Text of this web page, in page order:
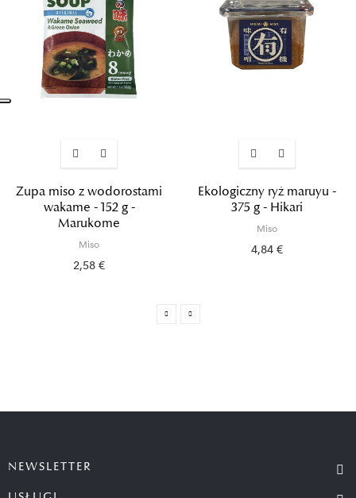
Zupa miso z wodorostami
wakame - 152 g -
Marukome
Miso
2,58 €
Ekologiczny ryż maruyu -
375 g - Hikari
Miso
4,84 €
NEWSLETTER